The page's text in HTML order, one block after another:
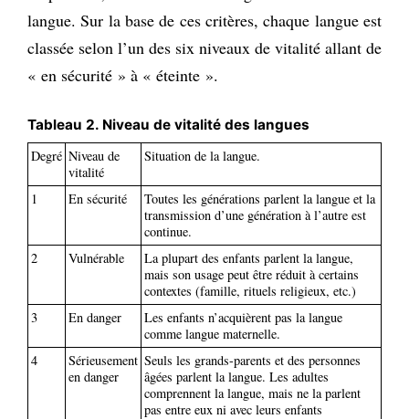
langue. Sur la base de ces critères, chaque langue est
classée selon l’un des six niveaux de vitalité allant de
« en sécurité » à « éteinte ».
Tableau 2. Niveau de vitalité des langues
Degré Niveau de
vitalité
Situation de la langue.
1 En sécurité
Toutes les générations parlent la langue et la
transmission d’une génération à l’autre est
continue.
2
Vulnérable
La plupart des enfants parlent la langue,
mais son usage peut être réduit à certains
contextes (famille, rituels religieux, etc.)
3
En danger
Les enfants n’acquièrent pas la langue
comme langue maternelle.
4
Sérieusement
en danger
Seuls les grands-parents et des personnes
âgées parlent la langue. Les adultes
comprennent la langue, mais ne la parlent
pas entre eux ni avec leurs enfants